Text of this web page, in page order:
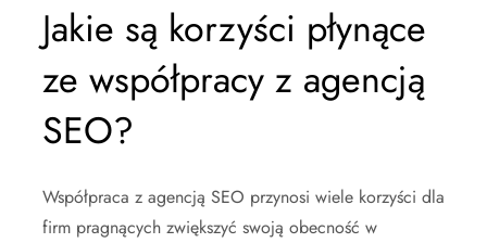
Jakie są korzyści płynące
ze współpracy z agencją
SEO?
Współpraca z agencją SEO przynosi wiele korzyści dla
firm pragnących zwiększyć swoją obecność w